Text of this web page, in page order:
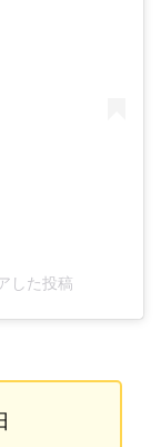
した投稿